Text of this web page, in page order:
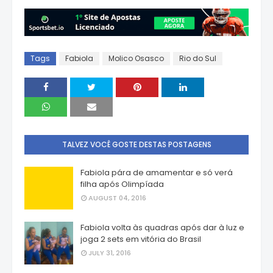
Tags Fabiola Molico Osasco Rio do Sul
TALVEZ VOCÊ GOSTE DESTAS POSTAGENS
Fabiola pára de amamentar e só verá
filha após Olimpíada
AUGUST 04, 2016
Fabiola volta às quadras após dar à luz e
joga 2 sets em vitória do Brasil
JULY 31, 2016